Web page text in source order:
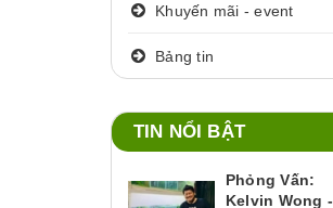
Khuyến mãi - event
Bảng tin
TIN NỔI BẬT
Phỏng Vấn:
Kelvin Wong -